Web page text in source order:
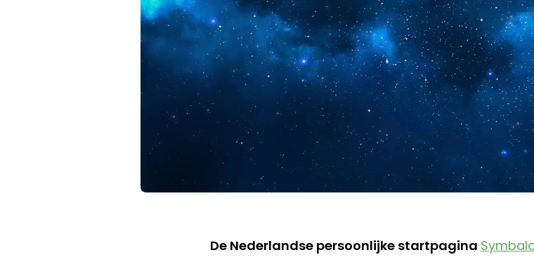
De Nederlandse persoonlijke startpagina